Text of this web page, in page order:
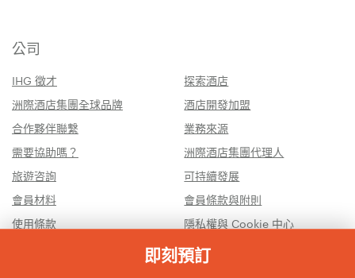
即刻預訂
公司
IHG 徵才
探索酒店
洲際酒店集團全球品牌
酒店開發加盟
合作夥伴聯繫
業務來源
需要協助嗎？
洲際酒店集團代理人
旅遊咨詢
可持續發展
會員材料
會員條款與附則
使用條款
隱私權與 Cookie 中心
網站地圖